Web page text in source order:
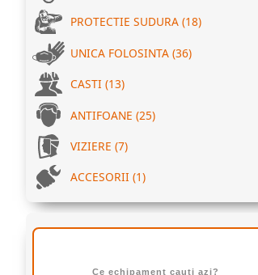
PROTECTIE SUDURA (18)
UNICA FOLOSINTA (36)
CASTI (13)
ANTIFOANE (25)
VIZIERE (7)
ACCESORII (1)